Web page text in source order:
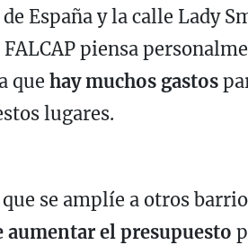
España y la calle Lady
piensa
que hay muchos gastos
lugares.
se amplíe a otros
aumentar el presupuesto